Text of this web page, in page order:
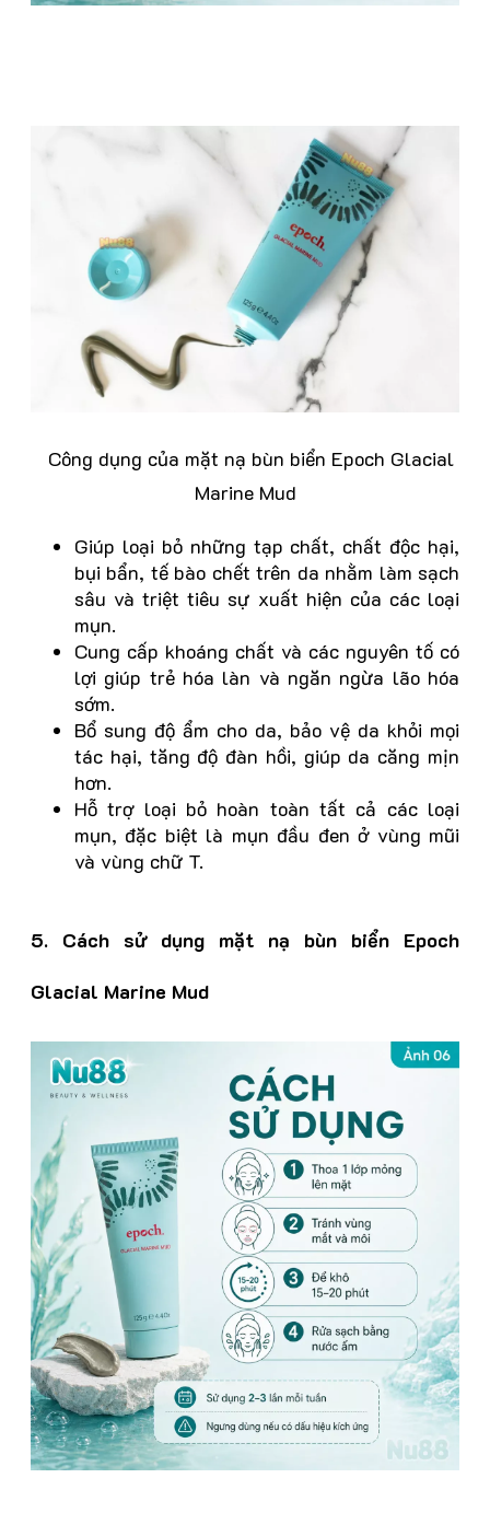
Công dụng của mặt nạ bùn biển Epoch Glacial
Marine Mud
Giúp loại bỏ những tạp chất, chất độc hại,
bụi bẩn, tế bào chết trên da nhằm làm sạch
sâu và triệt tiêu sự xuất hiện của các loại
mụn.
Cung cấp khoáng chất và các nguyên tố có
lợi giúp trẻ hóa làn và ngăn ngừa lão hóa
sớm.
Bổ sung độ ẩm cho da, bảo vệ da khỏi mọi
tác hại, tăng độ đàn hồi, giúp da căng mịn
hơn.
Hỗ trợ loại bỏ hoàn toàn tất cả các loại
mụn, đặc biệt là mụn đầu đen ở vùng mũi
và vùng chữ T.
5. Cách sử dụng mặt nạ bùn biển Epoch
Glacial Marine Mud